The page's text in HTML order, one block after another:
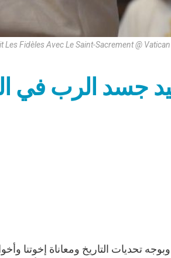
Les Fidèles Avec Le Saint-Sacrement @
جسد الرب في
وبوجه تحديات التاريخ ومعاناة إخوتنا